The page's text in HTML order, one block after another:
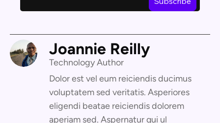
Joannie Reilly
Technology Author
Dolor est vel eum reiciendis ducimus
voluptatem sed veritatis. Asperiores
eligendi beatae reiciendis dolorem
aperiam sed. Aspernatur qui ul